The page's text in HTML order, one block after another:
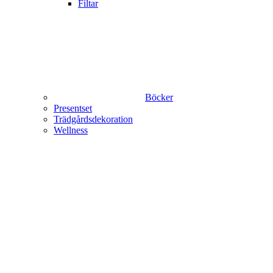
Filtar
Böcker
Presentset
Trädgårdsdekoration
Wellness